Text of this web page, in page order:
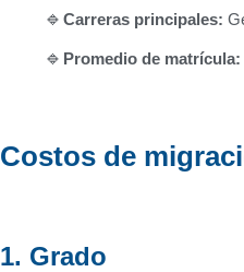
Carreras principales:
Promedio de matrícula:
Costos de
1. Grado